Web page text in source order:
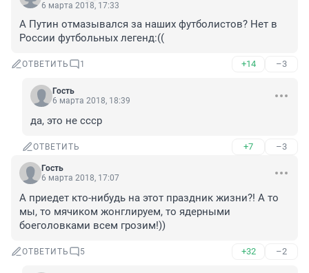
6 марта 2018, 17:33
А Путин отмазывался за наших футболистов? Нет в
России футбольных легенд:((
ОТВЕТИТЬ 1 +14 –3
Гость
6 марта 2018, 18:39
да, это не ссср
ОТВЕТИТЬ +7 –3
Гость
6 марта 2018, 17:07
А приедет кто-нибудь на этот праздник жизни?! А то
мы, то мячиком жонглируем, то ядерными
боеголовками всем грозим!))
ОТВЕТИТЬ 5 +32 –2